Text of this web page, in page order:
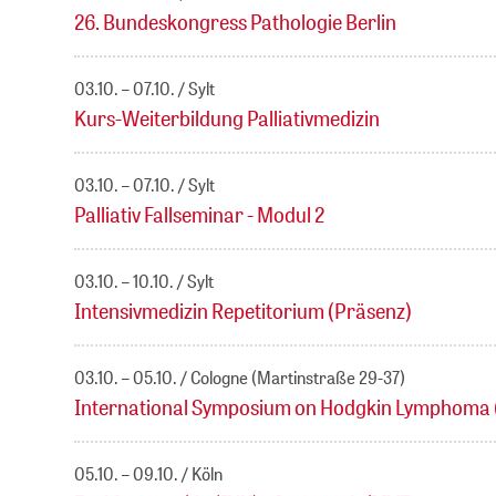
26. Bundeskongress Pathologie Berlin
03.10. – 07.10. Sylt
Kurs-Weiterbildung Palliativmedizin
03.10. – 07.10. Sylt
Palliativ Fallseminar - Modul 2
03.10. – 10.10. Sylt
Intensivmedizin Repetitorium (Präsenz)
03.10. – 05.10. Cologne (Martinstraße 29-37)
International Symposium on Hodgkin Lymphoma
05.10. – 09.10. Köln